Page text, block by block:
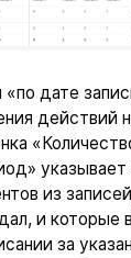
дате
действий
указывает
из
и которые
за